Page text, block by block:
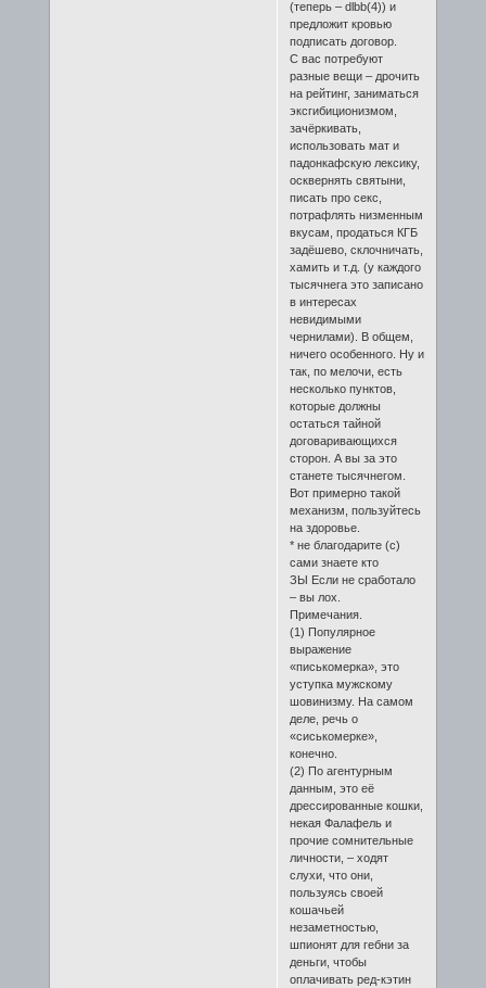
(теперь – dlbb(4)) и
предложит кровью
подписать договор.
С вас потребуют
разные вещи – дрочить
на рейтинг, заниматься
эксгибиционизмом,
зачёркивать,
использовать мат и
падонкафскую лексику,
осквернять святыни,
писать про секс,
потрафлять низменным
вкусам, продаться КГБ
задёшево, склочничать,
хамить и т.д. (у каждого
тысячнега это записано
в интересах
невидимыми
чернилами). В общем,
ничего особенного. Ну и
так, по мелочи, есть
несколько пунктов,
которые должны
остаться тайной
договаривающихся
сторон. А вы за это
станете тысячнегом.
Вот примерно такой
механизм, пользуйтесь
на здоровье.
* не благодарите (с)
сами знаете кто
ЗЫ Если не сработало
– вы лох.
Примечания.
(1) Популярное
выражение
«писькомерка», это
уступка мужскому
шовинизму. На самом
деле, речь о
«сиськомерке»,
конечно.
(2) По агентурным
данным, это её
дрессированные кошки,
некая Фалафель и
прочие сомнительные
личности, – ходят
слухи, что они,
пользуясь своей
кошачьей
незаметностью,
шпионят для гебни за
деньги, чтобы
оплачивать ред-кэтин